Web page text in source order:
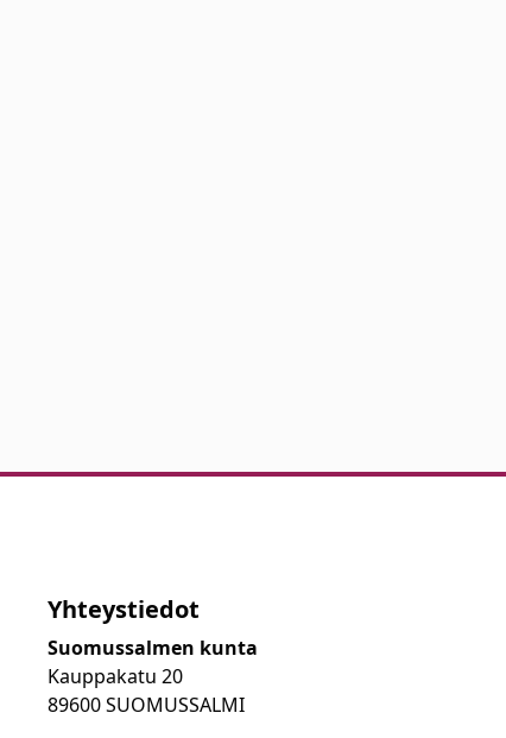
Yhteystiedot
Suomussalmen kunta
Kauppakatu 20
89600 SUOMUSSALMI